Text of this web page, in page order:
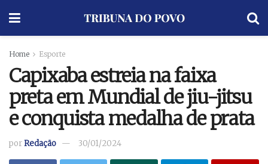
Home Esporte
Capixaba estreia na faixa
preta em Mundial de jiu-jitsu
e conquista medalha de prata
porRedação 30/01/2024